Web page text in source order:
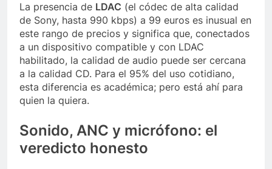
La presencia de LDAC (el códec de alta calidad
de Sony, hasta 990 kbps) a 99 euros es inusual en
este rango de precios y significa que, conectados
a un dispositivo compatible y con LDAC
habilitado, la calidad de audio puede ser cercana
a la calidad CD. Para el 95% del uso cotidiano,
esta diferencia es académica; pero está ahí para
quien la quiera.
Sonido, ANC y micrófono: el
veredicto honesto